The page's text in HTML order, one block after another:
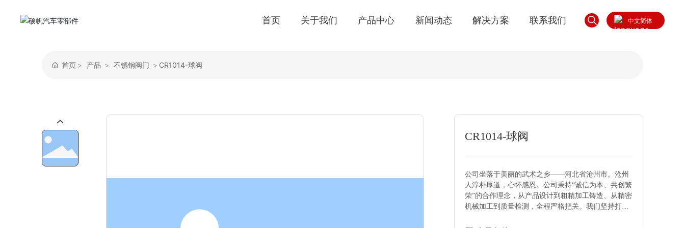
首页 关于我们 产品中心 新闻动态 解决方案 联系我们 中文简体
首页 产品 不锈钢阀门 CR1014-球阀
CR1014-球阀
公司坐落于美丽的武术之乡——河北省沧州市。沧州
人淳朴厚道，心怀感恩。公司秉持“诚信为本、共创繁
荣”的合作理念，从产品设计到粗精加工铸造、从精密
机械加工到质量检测，全程严格把关。我们坚持打造